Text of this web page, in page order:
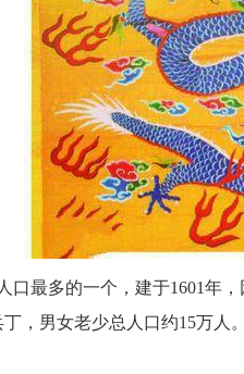
口最多的一个，建于1601年
，男女老少总人口约15万人。